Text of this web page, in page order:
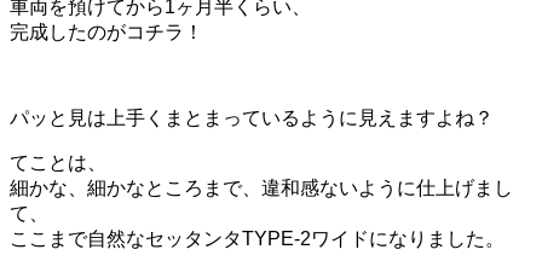
車両を預けてから1ヶ月半くらい、
完成したのがコチラ！
パッと見は上手くまとまっているように見えますよね？
てことは、
細かな、細かなところまで、違和感ないように仕上げまし
て、
ここまで自然なセッタンタTYPE-2ワイドになりました。